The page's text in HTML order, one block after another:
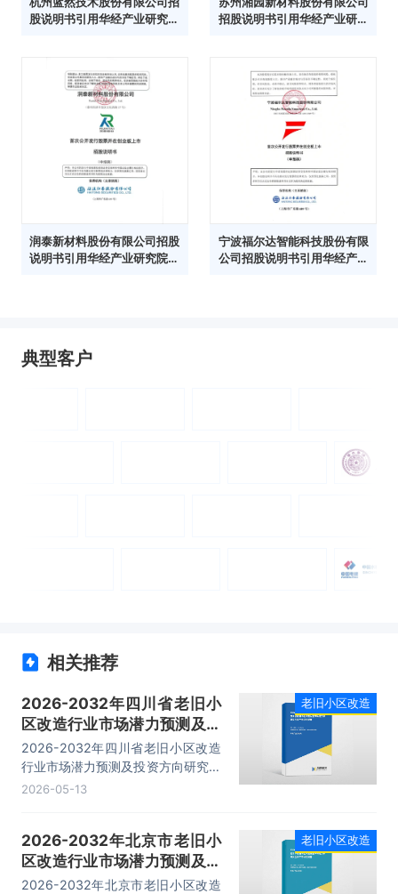
股说明书引用华经产业研究院
招股说明书引用华经产业研究
润泰新材料股份有限公司招股
说明书引用华经产业研究院数
宁波福尔达智能科技股份有限
公司招股说明书引用华经产业
典型客户
相关推荐
2026-2032年四川省老旧小
区改造行业市场潜力预测及投
资方向研究报告
2026-2032年四川省老旧小区改造
行业市场潜力预测及投资方向研究报
告，主要包括项目招商引资策略、竞
2026-05-13
老旧小区改造
2026-2032年北京市老旧小
区改造行业市场潜力预测及投
资方向研究报告
2026-2032年北京市老旧小区改造
老旧小区改造